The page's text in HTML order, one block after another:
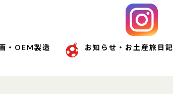
・OEM製造 お知らせ・お土産旅日記